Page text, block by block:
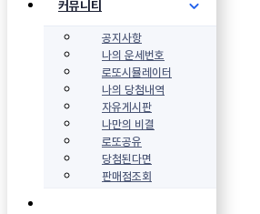
커뮤니티
공지사항
나의 운세번호
로또시뮬레이터
나의 당첨내역
자유게시판
나만의 비결
로또공유
당첨된다면
판매점조회